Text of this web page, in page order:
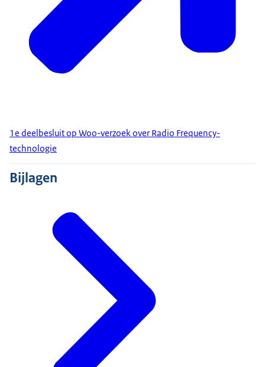
1e deelbesluit op Woo-verzoek over Radio Frequency-
technologie
Bijlagen